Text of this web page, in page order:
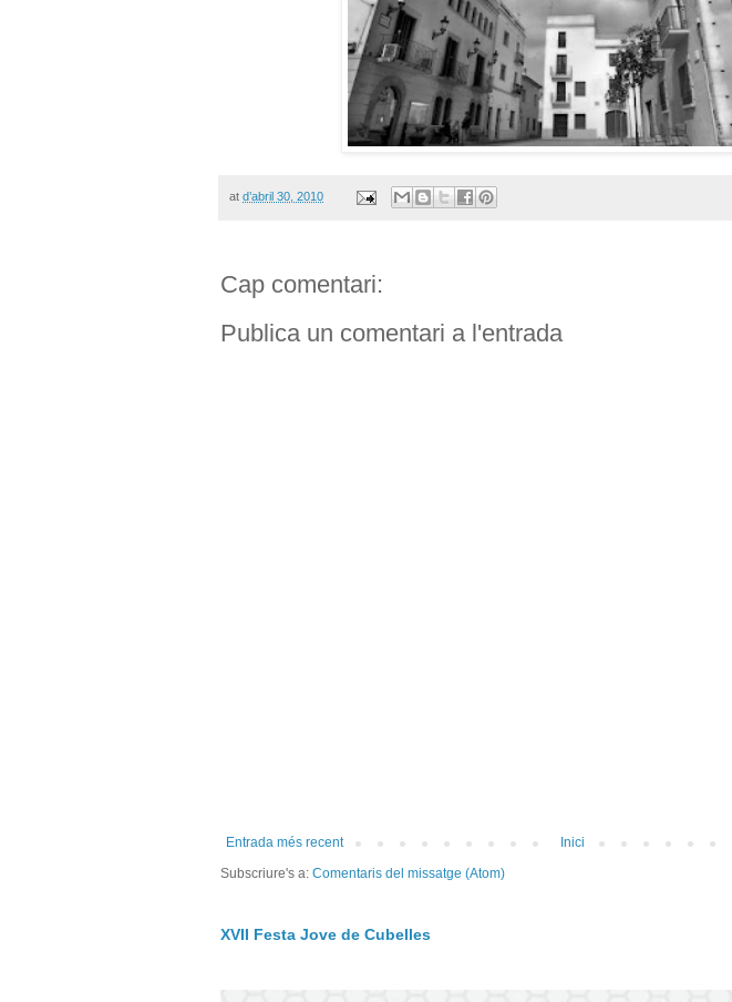
at d’abril 30, 2010
Cap comentari:
Publica un comentari a l'entrada
Entrada més recent
Inici
Subscriure's a: Comentaris del missatge (Atom)
XVII Festa Jove de Cubelles